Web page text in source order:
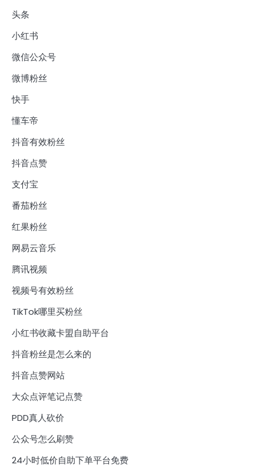
头条
小红书
微信公众号
微博粉丝
快手
懂车帝
抖音有效粉丝
抖音点赞
支付宝
番茄粉丝
红果粉丝
网易云音乐
腾讯视频
视频号有效粉丝
TikTok哪里买粉丝
小红书收藏卡盟自助平台
抖音粉丝是怎么来的
抖音点赞网站
大众点评笔记点赞
PDD真人砍价
公众号怎么刷赞
24小时低价自助下单平台免费